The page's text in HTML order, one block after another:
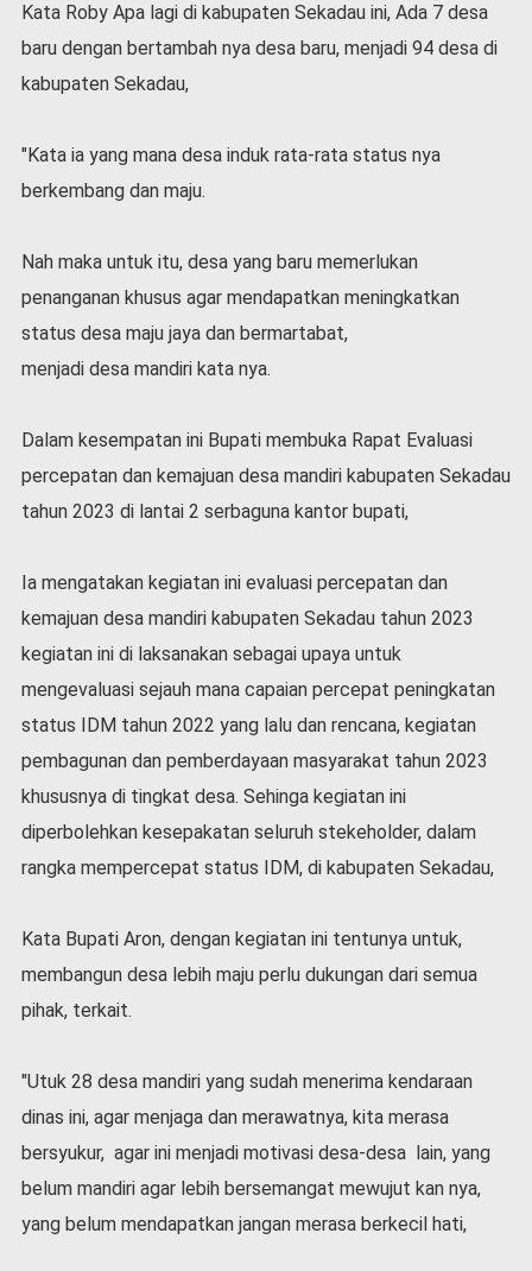
l
Kata Roby Apa lagi di kabupaten Sekadau ini, Ada 7 desa
baru dengan bertambah nya desa baru, menjadi 94 desa di
kabupaten Sekadau,
"Kata ia yang mana desa induk rata-rata status nya
berkembang dan maju.
Nah maka untuk itu, desa yang baru memerlukan
penanganan khusus agar mendapatkan meningkatkan
status desa maju jaya dan bermartabat,
menjadi desa mandiri kata nya.
Dalam kesempatan ini Bupati membuka Rapat Evaluasi
percepatan dan kemajuan desa mandiri kabupaten Sekadau
tahun 2023 di lantai 2 serbaguna kantor bupati,
Ia mengatakan kegiatan ini evaluasi percepatan dan
kemajuan desa mandiri kabupaten Sekadau tahun 2023
kegiatan ini di laksanakan sebagai upaya untuk
mengevaluasi sejauh mana capaian percepat peningkatan
status IDM tahun 2022 yang lalu dan rencana, kegiatan
pembagunan dan pemberdayaan masyarakat tahun 2023
khususnya di tingkat desa. Sehinga kegiatan ini
diperbolehkan kesepakatan seluruh stekeholder, dalam
rangka mempercepat status IDM, di kabupaten Sekadau,
Kata Bupati Aron, dengan kegiatan ini tentunya untuk,
membangun desa lebih maju perlu dukungan dari semua
pihak, terkait.
"Utuk 28 desa mandiri yang sudah menerima kendaraan
dinas ini, agar menjaga dan merawatnya, kita merasa
bersyukur, agar ini menjadi motivasi desa-desa lain, yang
belum mandiri agar lebih bersemangat mewujut kan nya,
yang belum mendapatkan jangan merasa berkecil hati,